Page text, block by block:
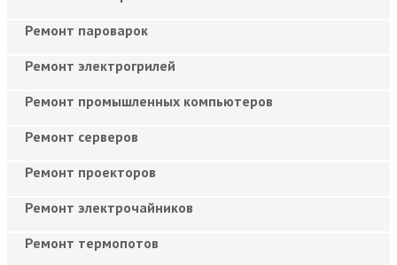
Ремонт пароварок
Ремонт электрогрилей
Ремонт промышленных компьютеров
Ремонт серверов
Ремонт проекторов
Ремонт электрочайников
Ремонт термопотов